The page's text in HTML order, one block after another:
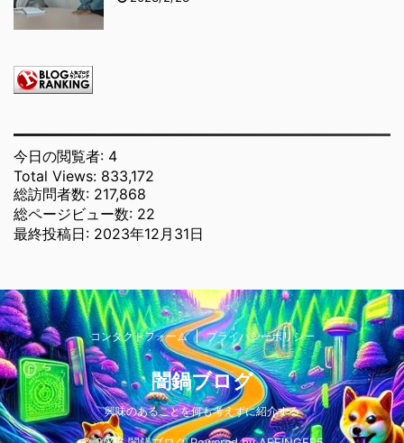
今日の閲覧者: 4
Total Views: 833,172
総訪問者数: 217,868
総ページビュー数: 22
最終投稿日: 2023年12月31日
コンタクトフォーム プライバシーポリシー
闇鍋ブログ
興味のあることを何も考えずに紹介する